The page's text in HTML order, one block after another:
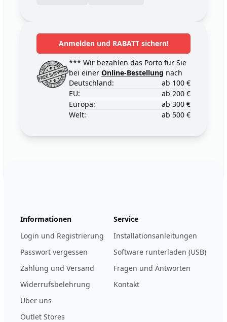
Anmelden und RABATT sichern!
*** Wir bezahlen das Porto für Sie
bei einer Online-Bestellung nach
Deutschland:
ab 100 €
EU:
ab 200 €
Europa:
ab 300 €
Welt:
ab 500 €
Informationen
Login und Registrierung
Passwort vergessen
Zahlung und Versand
Widerrufsbelehrung
Über uns
Outlet Stores
Service
Installationsanleitungen
Software runterladen (USB)
Fragen und Antworten
Kontakt